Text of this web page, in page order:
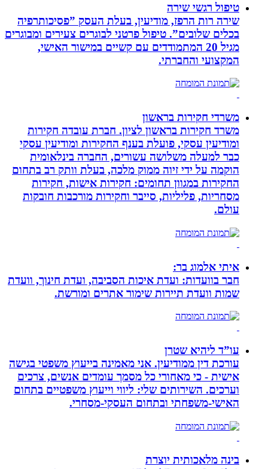
טיפול רגשי שירה
שירה רות הרפז, מודיעין, בעלת העסק ”פסיכותרפיה
בכלים שלובים”. טיפול פרטני לבוגרים צעירים ומבוגרים
מגיל 20 המתמודדים עם קשיים במישור האישי,
המקצועי והחברתי.
משרדי חקירות בראשון
משרד חקירות בראשון לציון. חברת עובדה חקירות
ומודיעין עסקי, פועלת בענף החקירות ומודיעין עסקי
כבר למעלה משלושה עשורים, החברה בינלאומית
הוקמה על ידי זיוה ממוק מלכה, בעלת וותק רב בתחום
החקירות במגוון תחומים: חקירות אישות, חקירות
מסחריות, פליליות, סייבר וחקירות מורכבות חובקות
עולם.
איתי אלמוג בר:
חבר בוועדות: ועדת איכות הסביבה, ועדת חינוך, וועדת
שמות וועדת תיירות שימור אתרים ומורשת.
עו”ד ליהיא שטרן
עורכת דין ממודיעין. אני מאמינה בייעוץ משפטי בגישה
אישית - כי מאחורי כל מסמך עומדים אנשים, צרכים
וערכים. השירותים שלי: ליווי וייעוץ משפטיים בתחום
האישי-משפחתי ובתחום העסקי-מסחרי.
בינה מלאכותית יוצרת